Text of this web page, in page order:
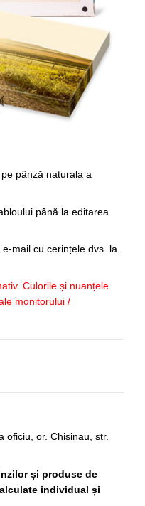
pânză naturala a
până la editarea
mail cu cerințele dvs. la
Culorile și nuanțele
monitorului /
oficiu, or. Chisinau, str.
și produse de
individual și